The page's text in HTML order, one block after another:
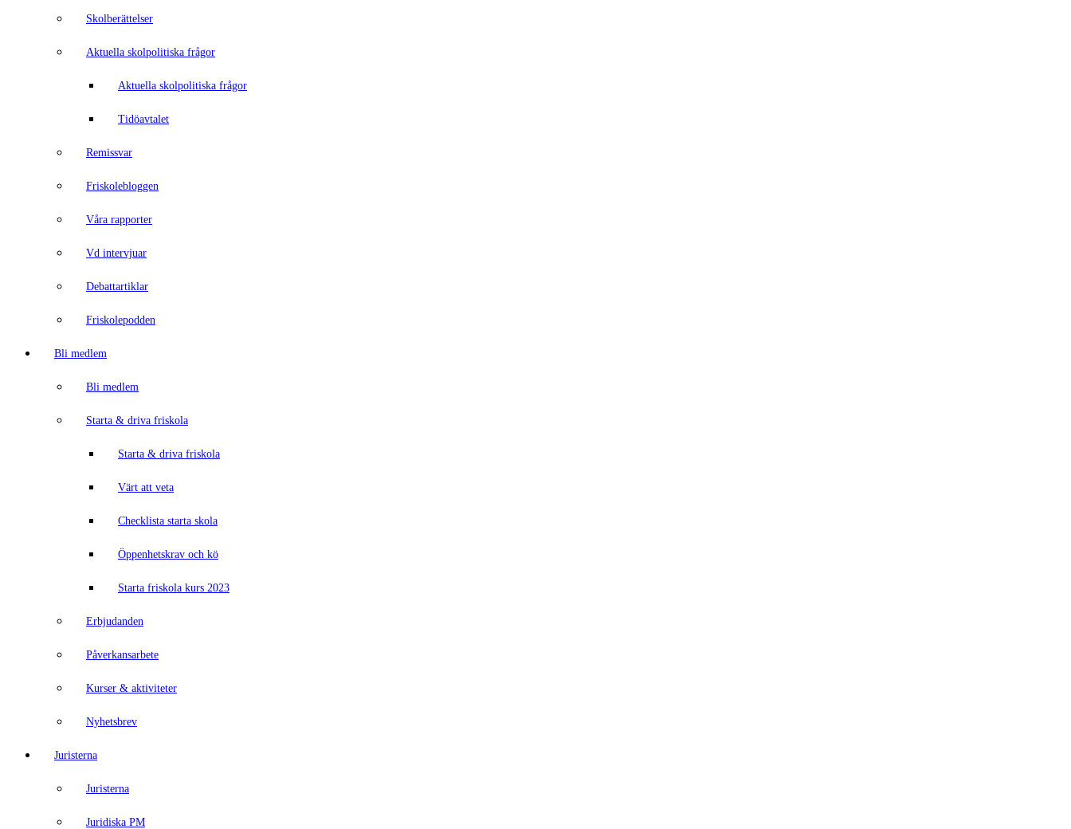
Skolberättelser
Aktuella skolpolitiska frågor
Aktuella skolpolitiska frågor
Tidöavtalet
Remissvar
Friskolebloggen
Våra rapporter
Vd intervjuar
Debattartiklar
Friskolepodden
Bli medlem
Bli medlem
Starta & driva friskola
Starta & driva friskola
Värt att veta
Checklista starta skola
Öppenhetskrav och kö
Starta friskola kurs 2023
Erbjudanden
Påverkansarbete
Kurser & aktiviteter
Nyhetsbrev
Juristerna
Juristerna
Juridiska PM